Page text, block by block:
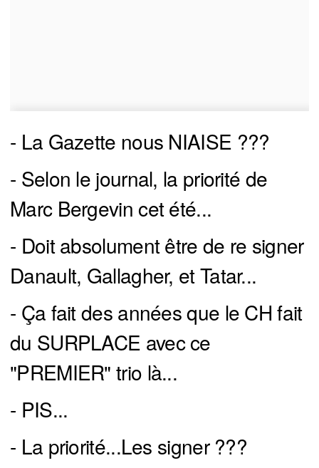
- La Gazette nous NIAISE ???
- Selon le journal, la priorité de
Marc Bergevin cet été...
- Doit absolument être de re signer
Danault, Gallagher, et Tatar...
- Ça fait des années que le CH fait
du SURPLACE avec ce
"PREMIER" trio là...
- PIS...
- La priorité...Les signer ???